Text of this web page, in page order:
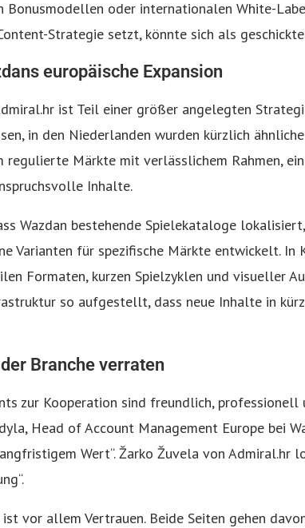
Bonusmodellen oder internationalen White-
Strategie setzt, könnte sich als
europäische Expansion
ist Teil einer größer angelegten
in den Niederlanden wurden kürzlich
regulierte Märkte mit verlässlichem Rahmen,
Inhalte.
Wazdan bestehende Spielekataloge
Varianten für spezifische Märkte entwickelt. In
Formaten, kurzen Spielzyklen und visueller
so aufgestellt, dass neue Inhalte in
Branche verraten
zur Kooperation sind freundlich, professionell
Head of Account Management Europe bei
Wert“. Žarko Žuvela von
vor allem Vertrauen. Beide Seiten gehen